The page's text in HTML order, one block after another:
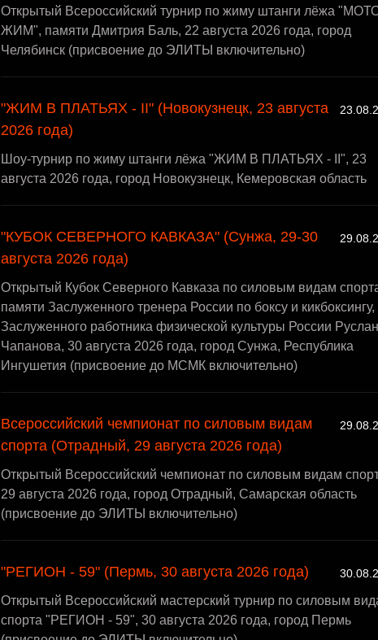
Открытый Всероссийский турнир по жиму штанги лёжа
ЖИМ", памяти Дмитрия Баль, 22 августа 2026 года, город
Челябинск (присвоение до ЭЛИТЫ включительно)
"ЖИМ В ПЛАТЬЯХ - II" (Новокузнецк, 23 августа
2026 года)
Шоу-турнир по жиму штанги лёжа "ЖИМ В ПЛАТЬЯХ - II", 23
августа 2026 года, город Новокузнецк, Кемеровская область
"КУБОК СЕВЕРНОГО КАВКАЗА" (Сунжа, 29-30
августа 2026 года)
Открытый Кубок Северного Кавказа по силовым видам
памяти Заслуженного тренера России по боксу и кикбоксингу,
Заслуженного работника физической культуры России
Чапанова, 30 августа 2026 года, город Сунжа, Республика
Ингушетия (присвоение до МСМК включительно)
Всероссийский чемпионат по силовым видам
спорта (Отрадный, 29 августа 2026 года)
Открытый Всероссийский чемпионат по силовым видам
29 августа 2026 года, город Отрадный, Самарская область
(присвоение до ЭЛИТЫ включительно)
"РЕГИОН - 59" (Пермь, 30 августа 2026 года)
Открытый Всероссийский мастерский турнир по силовым
спорта "РЕГИОН - 59", 30 августа 2026 года, город Пермь